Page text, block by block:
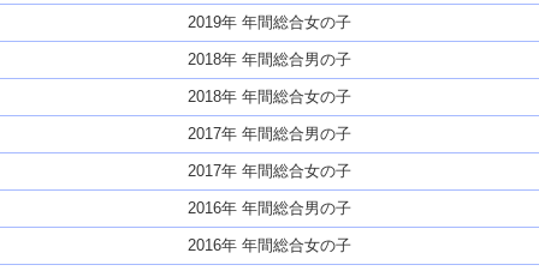
2019年 年間総合女の子
2018年 年間総合男の子
2018年 年間総合女の子
2017年 年間総合男の子
2017年 年間総合女の子
2016年 年間総合男の子
2016年 年間総合女の子